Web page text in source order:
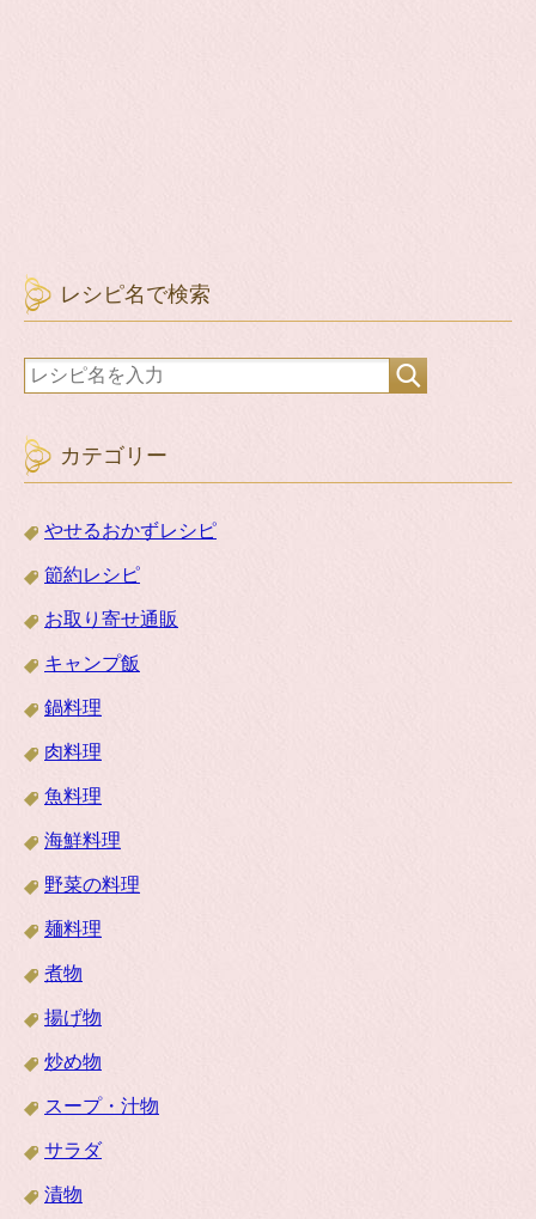
レシピ名で検索
カテゴリー
やせるおかずレシピ
節約レシピ
お取り寄せ通販
キャンプ飯
鍋料理
肉料理
魚料理
海鮮料理
野菜の料理
麺料理
煮物
揚げ物
炒め物
スープ・汁物
サラダ
漬物